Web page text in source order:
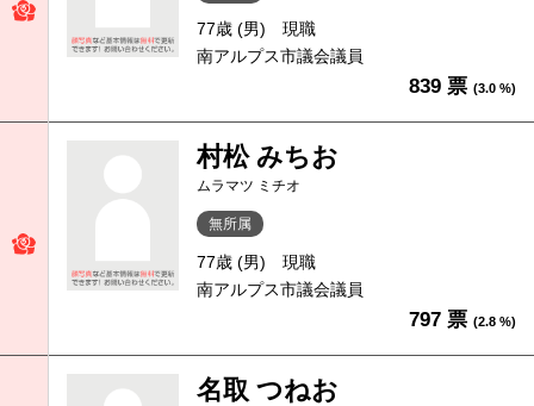
77歳 (男)
現職
南アルプス市議会議員
839 票 (3.0 %)
村松 みちお
ムラマツ ミチオ
無所属
77歳 (男)
現職
南アルプス市議会議員
797 票 (2.8 %)
名取 つねお